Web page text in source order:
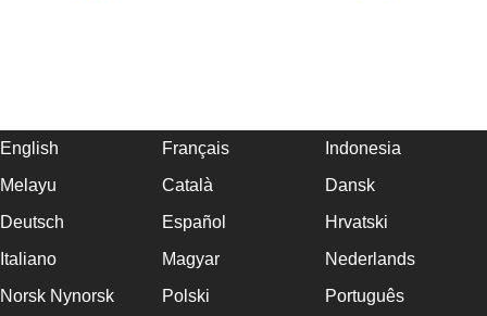
English Français
Indonesia
Melayu
Català
Dansk
Deutsch
Español
Hrvatski
Italiano
Magyar
Nederlands
Norsk Nynorsk
Polski Português